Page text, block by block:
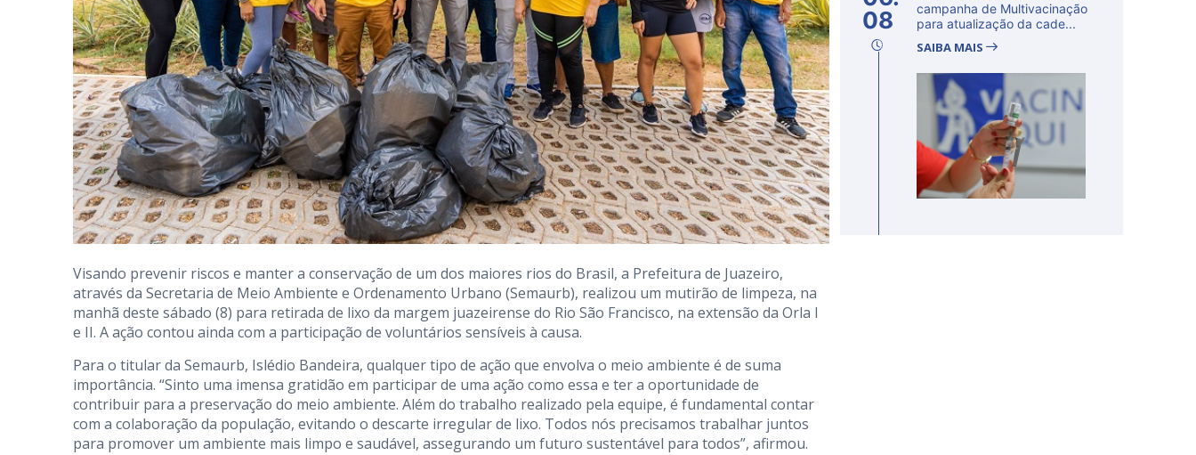
Visando prevenir riscos e manter a conservação de um dos maiores rios do Brasil, a Prefeitura de Juazeiro,
através da Secretaria de Meio Ambiente e Ordenamento Urbano (Semaurb), realizou um mutirão de limpeza, na
manhã deste sábado (8) para retirada de lixo da margem juazeirense do Rio São Francisco, na extensão da Orla I
e II. A ação contou ainda com a participação de voluntários sensíveis à causa.
Para o titular da Semaurb, Islédio Bandeira, qualquer tipo de ação que envolva o meio ambiente é de suma
importância. “Sinto uma imensa gratidão em participar de uma ação como essa e ter a oportunidade de
contribuir para a preservação do meio ambiente. Além do trabalho realizado pela equipe, é fundamental contar
com a colaboração da população, evitando o descarte irregular de lixo. Todos nós precisamos trabalhar juntos
para promover um ambiente mais limpo e saudável, assegurando um futuro sustentável para todos”, afirmou.
08
campanha de Multivacinação
para atualização da cade...
SAIBA MAIS